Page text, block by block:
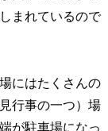
まれているので
にはたくさんの
行事の一つ）場
が駐車場になっ